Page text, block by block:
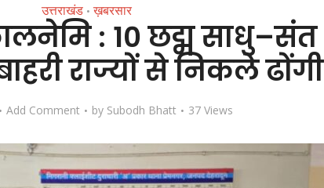
उत्तराखंड • ख़बरसार
: 10 छद्म साधु–संत
राज्यों से निकले ढोंगी
Add Comment by Subodh Bhatt 37 Views